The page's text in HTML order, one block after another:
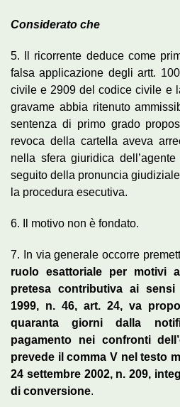
Considerato che
5. Il ricorrente deduce come
falsa applicazione degli artt.
civile e 2909 del codice civile e
gravame abbia ritenuto
sentenza di primo grado
revoca della cartella aveva
nella sfera giuridica
seguito della pronuncia
la procedura esecutiva.
6. Il motivo non è fondato.
7. In via generale occorre
ruolo esattoriale per motivi
pretesa contributiva ai
1999, n. 46, art. 24, va
quaranta giorni dalla
pagamento nei confronti
prevede il comma V nel testo
24 settembre 2002, n. 209,
di conversione.